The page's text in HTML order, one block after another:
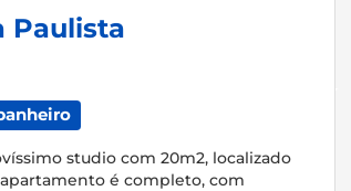
Paulista
studio com 20m2, localizado
é completo, com